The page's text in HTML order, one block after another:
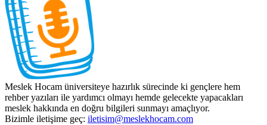
Meslek Hocam üniversiteye hazırlık sürecinde ki gençlere hem
rehber yazıları ile yardımcı olmayı hemde gelecekte yapacakları
meslek hakkında en doğru bilgileri sunmayı amaçlıyor.
Bizimle iletişime geç: iletisim@meslekhocam.com